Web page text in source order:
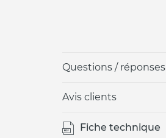
Questions / réponses
Avis clients
Fiche technique